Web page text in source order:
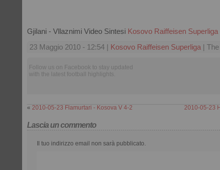
Gjilani - Vllaznimi Video Sintesi Kosovo Raiffeisen Superliga
23 Maggio 2010 - 12:54 | Kosovo Raiffeisen Superliga |
Follow us on Facebook to stay updated
with the latest football highlights.
« 2010-05-23 Flamurtari - Kosova V 4-2 2010-05-23
Lascia un commento
Il tuo indirizzo email non sarà pubblicato.